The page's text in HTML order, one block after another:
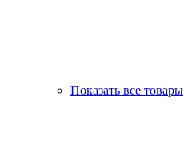
Показать все товары